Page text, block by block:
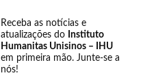
Receba as notícias e
atualizações do Instituto
Humanitas Unisinos – IHU
em primeira mão. Junte-se a
nós!